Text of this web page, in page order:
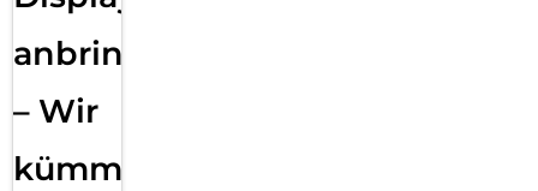
anbringen
– Wir
kümmern